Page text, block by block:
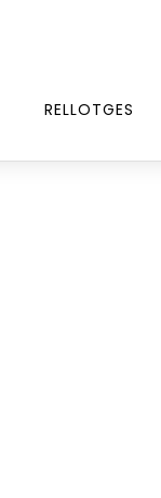
RELLOTGES